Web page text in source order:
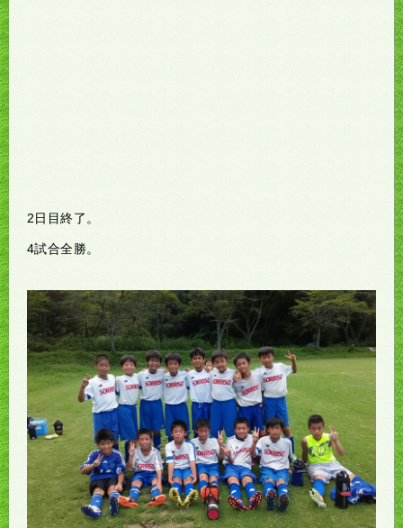
2日目終了。
4試合全勝。